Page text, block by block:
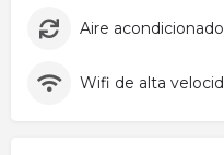
Aire acondicionado